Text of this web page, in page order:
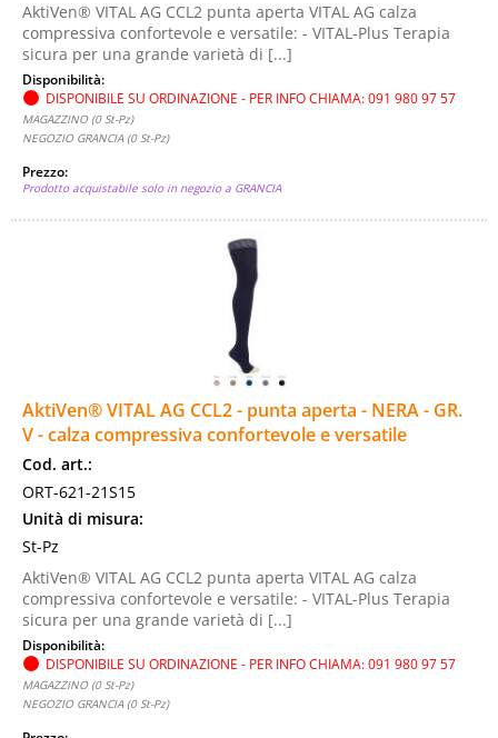
AktiVen® VITAL AG CCL2 punta aperta VITAL AG calza
compressiva confortevole e versatile: - VITAL-Plus Terapia
sicura per una grande varietà di [...]
Disponibilità:
DISPONIBILE SU ORDINAZIONE - PER INFO CHIAMA: 091 980 97 57
MAGAZZINO (0 St-Pz)
NEGOZIO GRANCIA (0 St-Pz)
Prezzo:
Prodotto acquistabile solo in negozio a GRANCIA
AktiVen® VITAL AG CCL2 - punta aperta - NERA - GR.
V - calza compressiva confortevole e versatile
Cod. art.:
ORT-621-21S15
Unità di misura:
St-Pz
AktiVen® VITAL AG CCL2 punta aperta VITAL AG calza
compressiva confortevole e versatile: - VITAL-Plus Terapia
sicura per una grande varietà di [...]
Disponibilità:
DISPONIBILE SU ORDINAZIONE - PER INFO CHIAMA: 091 980 97 57
MAGAZZINO (0 St-Pz)
NEGOZIO GRANCIA (0 St-Pz)